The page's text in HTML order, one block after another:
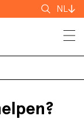
Zoeken
NL